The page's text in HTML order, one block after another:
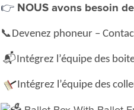
👉 NOUS avons besoin
📞Devenez phoneur –
📬Intégrez l’équipe des
Intégrez l’équipe des